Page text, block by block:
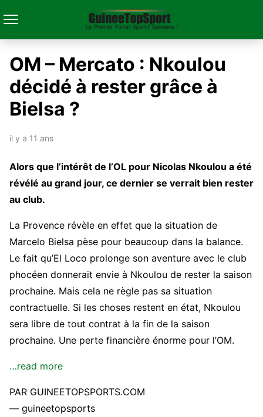
OM – Mercato : Nkoulou
décidé à rester grâce à
Bielsa ?
il y a 11 ans
Alors que l’intérêt de l’OL pour Nicolas Nkoulou a été
révélé au grand jour, ce dernier se verrait bien rester
au club.
La Provence révèle en effet que la situation de
Marcelo Bielsa pèse pour beaucoup dans la balance.
Le fait qu’El Loco prolonge son aventure avec le club
phocéen donnerait envie à Nkoulou de rester la saison
prochaine. Mais cela ne règle pas sa situation
contractuelle. Si les choses restent en état, Nkoulou
sera libre de tout contrat à la fin de la saison
prochaine. Une perte financière énorme pour l’OM.
…read more
PAR GUINEETOPSPORTS.COM
— guineetopsports